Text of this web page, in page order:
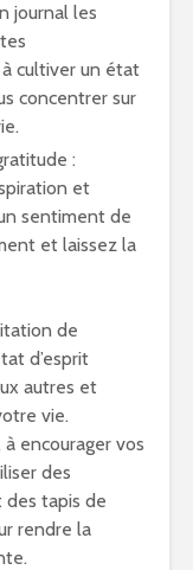
journal les
cultiver un état
concentrer sur
:
et
sentiment de
et laissez la
de
d’esprit
autres et
vie.
encourager vos
des
des tapis de
rendre la